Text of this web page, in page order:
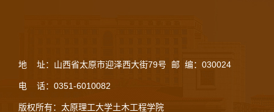
地 址：山西省太原市迎泽西大街79号 邮 编：030024
电 话：0351-6010082
版权所有：太原理工大学土木工程学院